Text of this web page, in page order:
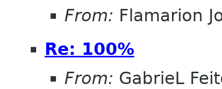
From: Flamarion
Re: 100%
From: GabrieL